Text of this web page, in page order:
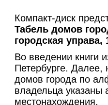
Компакт-диск
Табель домов
городская
Во введении книги
Петербурге. Далее,
домов города по
владельца указаны
местонахождения.